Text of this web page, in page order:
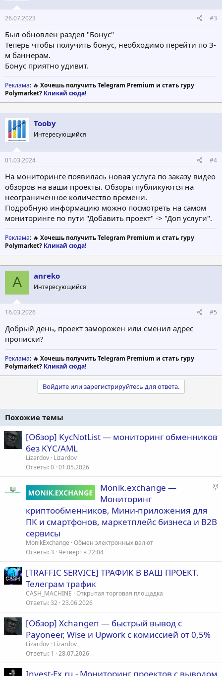
26.07.2023 #3
Был обновлён раздел "Бонус"
Теперь чтобы получить бонус, необходимо перейти по 3-
м баннерам.
Бонус приятно удивит.
Реклама: 🔥 Хочешь получить Telegram Premium и стать гуру
Polymarket? Кликай сюда!
Tooby
Интересующийся
01.03.2024 #4
На мониторинге появилась новая услуга по заказу видео
обзоров на ваши проекты. Обзоры публикуются на
неограниченное количество времени.
Подробную информацию можно посмотреть на самом
мониторинге по пути "Добавить проект" -> "Доп услуги".
Реклама: 🔥 Хочешь получить Telegram Premium и стать гуру
Polymarket? Кликай сюда!
A anreko
Интересующийся
16.03.2026 #5
Добрый день, проект заморожен или сменил адрес
прописки?
Реклама: 🔥 Хочешь получить Telegram Premium и стать гуру
Polymarket? Кликай сюда!
Войдите или зарегистрируйтесь для ответа.
Похожие темы
[Обзор] KycNotList — мониторинг обменников
без KYC/AML
Lizardov Lizardov
Ответы 0 01.05.2026
З
Monik.exchange —
Мониторинг
криптообменников, Мини-приложения для
ПК и смартфонов, маркетплейс бизнеса и B2B
сервисы
MonikExchange Обмен электронных валют
Ответы 3 Четверг в 22:04
[TRAFFIC SERVICE] ТРАФИК В ВАШ ПРОЕКТ.
Телеграм трафик
CASH_MACHINE Открытая торговая площадка
Ответы 32 23.06.2026
[Обзор] Xchangen — быстрый вывод с
Payoneer, Wise и Upwork с комиссией от 0,5%
Lizardov Lizardov
Ответы 1 28.07.2026